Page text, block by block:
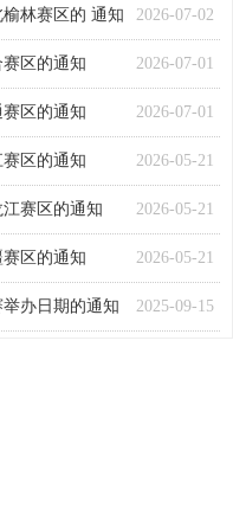
2026-07-02
林赛区的 通知
2026-07-01
区的通知
2026-07-01
区的通知
2026-05-21
区的通知
2026-05-21
赛区的通知
2026-05-21
区的通知
2025-09-15
办日期的通知